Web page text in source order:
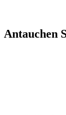
Antauchen